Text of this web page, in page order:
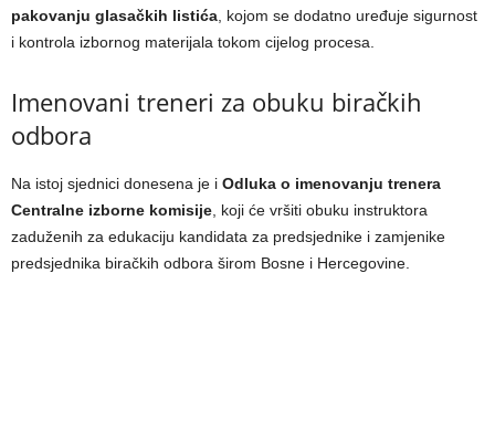
pakovanju glasačkih listića, kojom se dodatno uređuje sigurnost
i kontrola izbornog materijala tokom cijelog procesa.
Imenovani treneri za obuku biračkih
odbora
Na istoj sjednici donesena je i Odluka o imenovanju trenera
Centralne izborne komisije, koji će vršiti obuku instruktora
zaduženih za edukaciju kandidata za predsjednike i zamjenike
predsjednika biračkih odbora širom Bosne i Hercegovine.